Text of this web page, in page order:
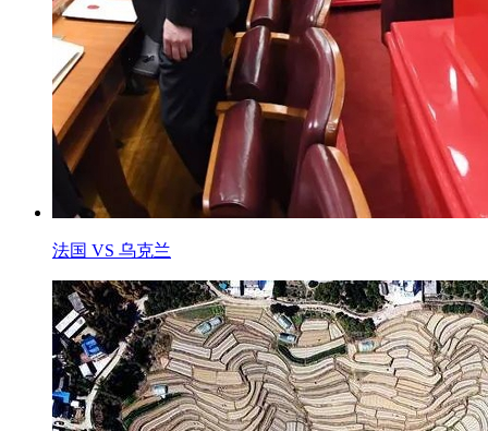
法国 VS 乌克兰